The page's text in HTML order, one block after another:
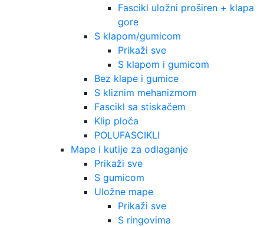
Fascikl uložni proširen + klapa
gore
S klapom/gumicom
Prikaži sve
S klapom i gumicom
Bez klape i gumice
S kliznim mehanizmom
Fascikl sa stiskačem
Klip ploča
POLUFASCIKLI
Mape i kutije za odlaganje
Prikaži sve
S gumicom
Uložne mape
Prikaži sve
S ringovima